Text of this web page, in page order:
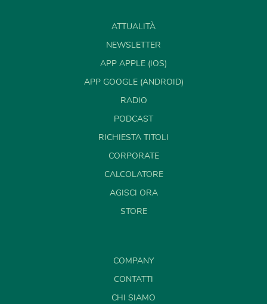
ATTUALITÀ
NEWSLETTER
APP APPLE (IOS)
APP GOOGLE (ANDROID)
RADIO
PODCAST
RICHIESTA TITOLI
CORPORATE
CALCOLATORE
AGISCI ORA
STORE
COMPANY
CONTATTI
CHI SIAMO